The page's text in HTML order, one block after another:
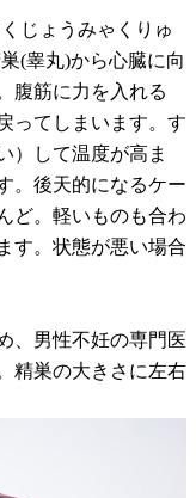
じょうみゃくりゅ
(睾丸)から心臓に向
腹筋に力を入れる
ってしまいます。す
）して温度が高ま
。後天的になるケー
ど。軽いものも合わ
す。状態が悪い場合
、男性不妊の専門医
精巣の大きさに左右